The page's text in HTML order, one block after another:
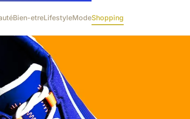
Bien-etreLifestyleModeShopping